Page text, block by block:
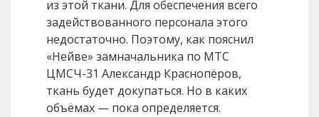
из этой ткани. Для обеспечения всего
задействованного персонала этого
недостаточно. Поэтому, как пояснил
«Нейве» замначальника по МТС
ЦМСЧ-31 Александр Краснопёров,
ткань будет докупаться. Но в каких
объёмах — пока определяется.